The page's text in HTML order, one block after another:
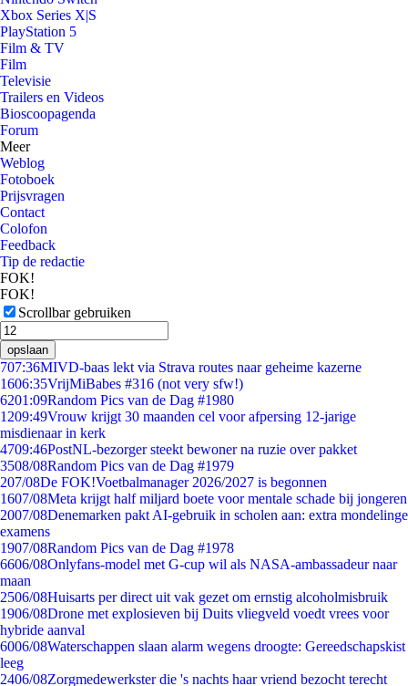
Xbox Series X|S
PlayStation 5
Film & TV
Film
Televisie
Trailers en Videos
Bioscoopagenda
Forum
Meer
Weblog
Fotoboek
Prijsvragen
Contact
Colofon
Feedback
Tip de redactie
FOK!
FOK!
Scrollbar gebruiken
opslaan
707:36MIVD-baas lekt via Strava routes naar geheime kazerne
1606:35VrijMiBabes #316 (not very sfw!)
6201:09Random Pics van de Dag #1980
1209:49Vrouw krijgt 30 maanden cel voor afpersing 12-jarige
misdienaar in kerk
4709:46PostNL-bezorger steekt bewoner na ruzie over pakket
3508/08Random Pics van de Dag #1979
207/08De FOK!Voetbalmanager 2026/2027 is begonnen
1607/08Meta krijgt half miljard boete voor mentale schade bij jongeren
2007/08Denemarken pakt AI-gebruik in scholen aan: extra mondelinge
examens
1907/08Random Pics van de Dag #1978
6606/08Onlyfans-model met G-cup wil als NASA-ambassadeur naar
maan
2506/08Huisarts per direct uit vak gezet om ernstig alcoholmisbruik
1906/08Drone met explosieven bij Duits vliegveld voedt vrees voor
hybride aanval
6006/08Waterschappen slaan alarm wegens droogte: Gereedschapskist
leeg
2406/08Zorgmedewerkster die 's nachts haar vriend bezocht terecht